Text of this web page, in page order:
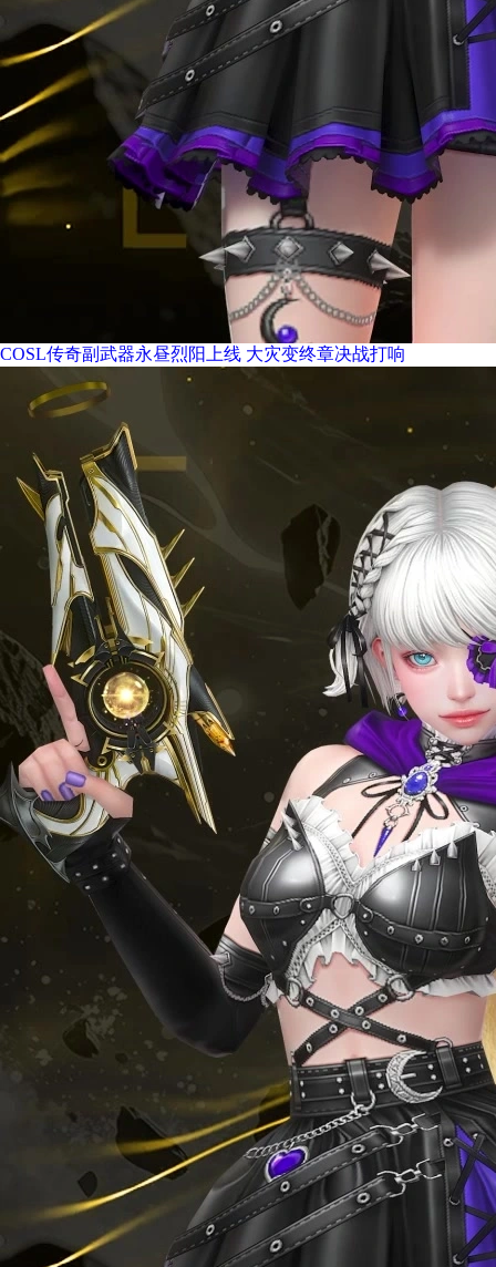
COSL传奇副武器永昼烈阳上线 大灾变终章决战打响